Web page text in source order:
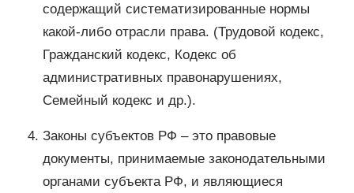
содержащий систематизированные нормы
какой-либо отрасли права. (Трудовой кодекс,
Гражданский кодекс, Кодекс об
административных правонарушениях,
Семейный кодекс и др.).
Законы субъектов РФ – это правовые
документы, принимаемые законодательными
органами субъекта РФ, и являющиеся